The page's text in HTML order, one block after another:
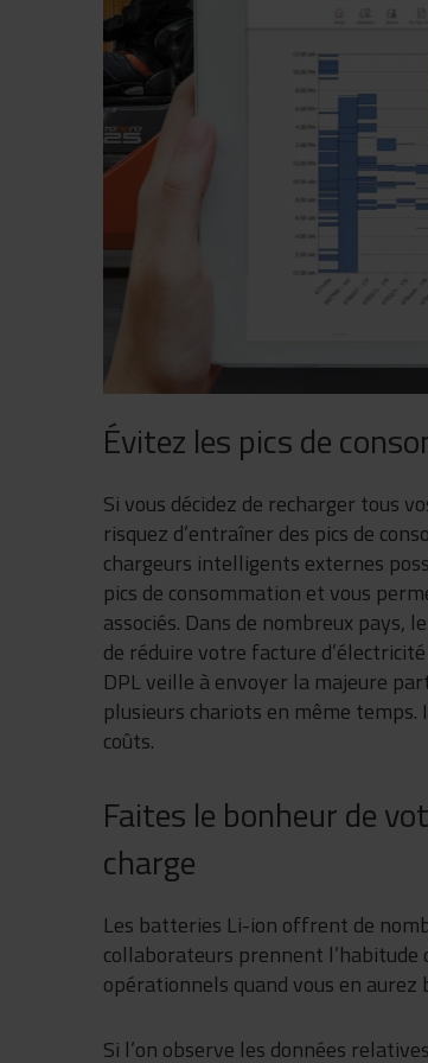
Évitez les pics de
Si vous décidez de recharger tous
risquez d’entraîner des pics de
chargeurs intelligents externes
pics de consommation et vous
associés. Dans de nombreux pays,
de réduire votre facture
DPL veille à envoyer la majeure
plusieurs chariots en même temps.
coûts.
Faites le bonheur de
charge
Les batteries Li-ion offrent de
collaborateurs prennent
opérationnels quand vous en
Si l’on observe les données